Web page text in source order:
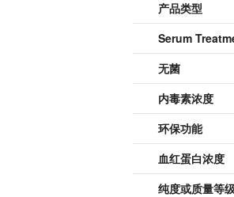
产品类型
Serum
无菌
内毒素浓度
环保功能
血红蛋白浓度
纯度或质量等